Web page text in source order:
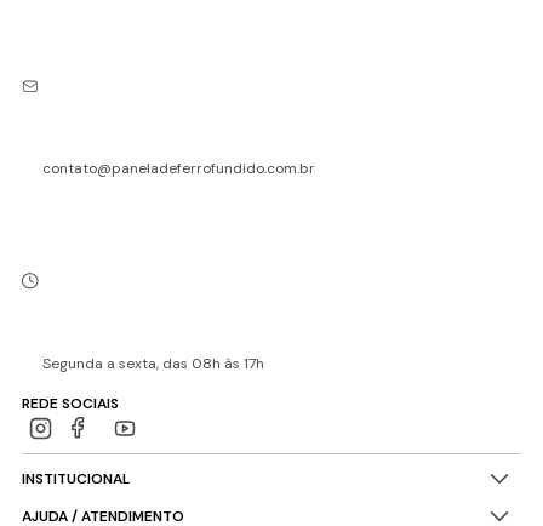
contato@paneladeferrofundido.com.br
Segunda a sexta, das 08h às 17h
REDE SOCIAIS
INSTITUCIONAL
AJUDA / ATENDIMENTO